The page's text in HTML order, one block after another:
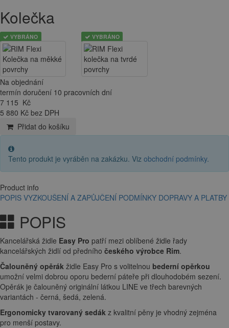
Kolečka
VYBRÁNO VYBRÁNO
Na objednání
termín doručení 10 pracovních dní
7 115 Kč
5 880 Kč bez DPH
Přidat do košíku
Tento produkt je vyráběn na zakázku. Viz obchodní podmínky.
Product info
POPIS VYZKOUŠENÍ A ZAPŮJČENÍ PODMÍNKY DOPRAVY A PLATBY
POPIS
Kancelářská židle Easy Pro patří mezi oblíbené židle řady
kancelářských židlí od předního českého výrobce Rim.
Čalouněný opěrák židle Easy Pro s volitelnou bederní opěrkou
umožní velmi dobrou oporu bederní páteře při dlouhodobém sezení.
Opěrák je čalouněný originální látkou LINE ve třech barevných
variantách - černá, šedá, zelená.
Ergonomicky tvarovaný sedák z kvalitní pěny je vhodný zejména
pro menší postavy.